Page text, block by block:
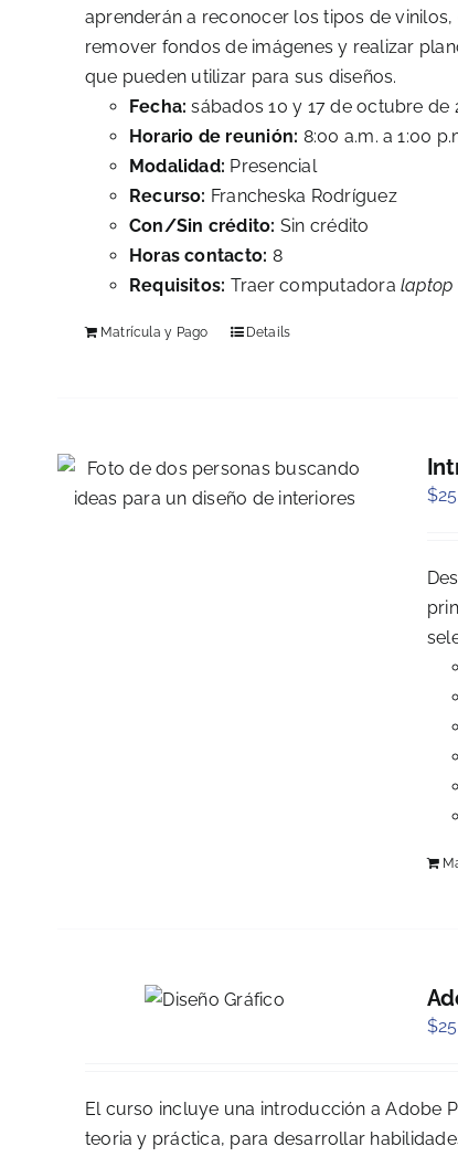
aprenderán a reconocer los tipos de
remover fondos de imágenes y realizar
que pueden utilizar para sus diseños.
Fecha: sábados 10 y 17 de octubre de
Horario de reunión: 8:00 a.m. a 1:00
Modalidad: Presencial
Recurso: Francheska Rodríguez
Con/Sin crédito: Sin crédito
Horas contacto: 8
Requisitos: Traer computadora laptop
Matrícula y Pago Details
$
$
El curso incluye una introducción a Adobe
teoria y práctica, para desarrollar